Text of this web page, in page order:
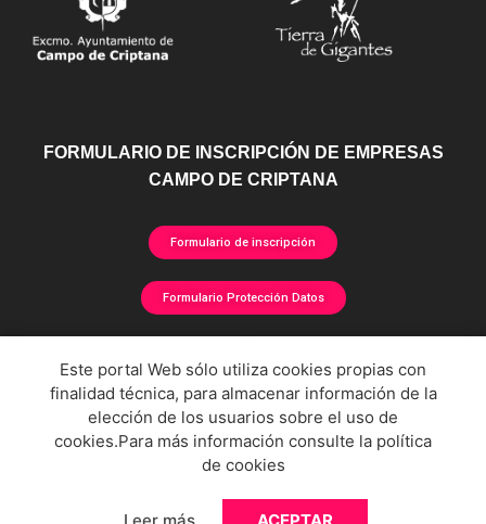
FORMULARIO DE INSCRIPCIÓN DE EMPRESAS
CAMPO DE CRIPTANA
Formulario de inscripción
Formulario Protección Datos
Si su negocio no aparece o contiene datos erróneos rellene el formulario de inscripción
o envíenos un correo electrónico. Todos los datos se actualizarán en la próxima
actualización del directorio.
POLÍTICA DE COOKIES AVISO LEGAL
Este portal Web sólo utiliza cookies propias con
finalidad técnica, para almacenar información de la
elección de los usuarios sobre el uso de
cookies.Para más información consulte la política
de cookies